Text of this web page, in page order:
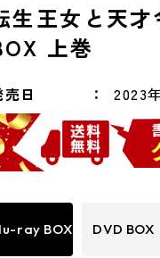
生王女と天
上巻
日 2023
ray BOX DVD BOX